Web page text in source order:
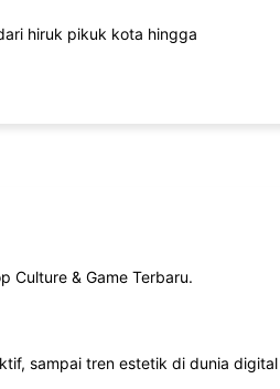
hiruk pikuk kota hingga
Culture & Game Terbaru.
sampai tren estetik di dunia digital